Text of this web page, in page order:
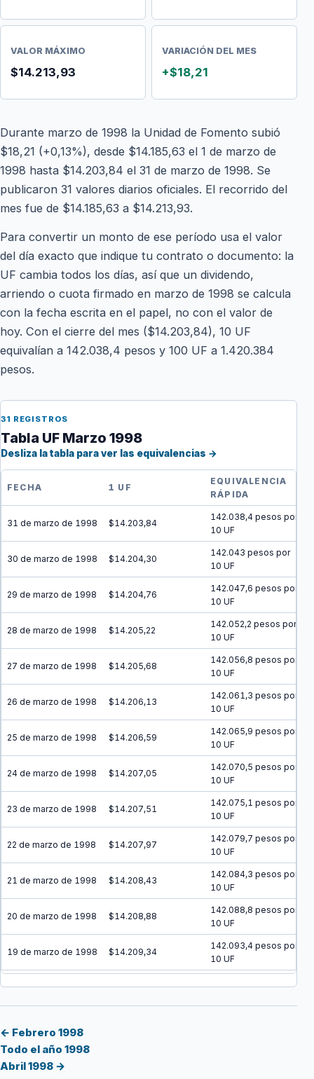
VALOR MÁXIMO
$14.213,93
VARIACIÓN DEL MES
+$18,21
Durante marzo de 1998 la Unidad de Fomento subió
$18,21 (+0,13%), desde $14.185,63 el 1 de marzo de
1998 hasta $14.203,84 el 31 de marzo de 1998. Se
publicaron 31 valores diarios oficiales. El recorrido del
mes fue de $14.185,63 a $14.213,93.
Para convertir un monto de ese período usa el valor
del día exacto que indique tu contrato o documento: la
UF cambia todos los días, así que un dividendo,
arriendo o cuota firmado en marzo de 1998 se calcula
con la fecha escrita en el papel, no con el valor de
hoy. Con el cierre del mes ($14.203,84), 10 UF
equivalían a 142.038,4 pesos y 100 UF a 1.420.384
pesos.
31 REGISTROS
Tabla UF Marzo 1998
Desliza la tabla para ver las equivalencias →
FECHA 1 UF
EQUIVALENCIA
RÁPIDA
31 de marzo de 1998 $14.203,84
142.038,4 pesos por
10 UF
30 de marzo de 1998 $14.204,30
142.043 pesos por
10 UF
29 de marzo de 1998 $14.204,76
142.047,6 pesos por
10 UF
28 de marzo de 1998 $14.205,22
142.052,2 pesos por
10 UF
27 de marzo de 1998 $14.205,68
142.056,8 pesos por
10 UF
26 de marzo de 1998 $14.206,13
142.061,3 pesos por
10 UF
25 de marzo de 1998 $14.206,59
142.065,9 pesos por
10 UF
24 de marzo de 1998 $14.207,05
142.070,5 pesos por
10 UF
23 de marzo de 1998 $14.207,51
142.075,1 pesos por
10 UF
22 de marzo de 1998 $14.207,97
142.079,7 pesos por
10 UF
21 de marzo de 1998 $14.208,43
142.084,3 pesos por
10 UF
20 de marzo de 1998 $14.208,88
142.088,8 pesos por
10 UF
19 de marzo de 1998 $14.209,34
142.093,4 pesos por
10 UF
18 de marzo de 1998 $14.209,80
16 de marzo de 1998
← Febrero 1998
Todo el año 1998
Abril 1998 →